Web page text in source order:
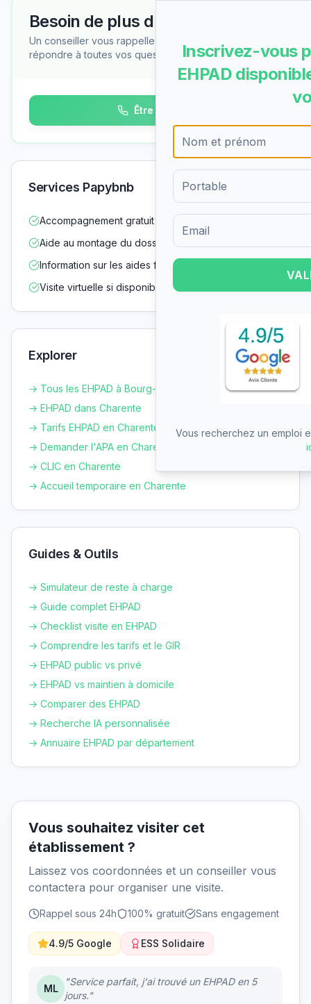
Besoin de plus d'informations ?
Un conseiller vous rappelle gratuitement pour
répondre à toutes vos questions
Être rappelé
Services Papybnb
Accompagnement gratuit dans vos démarches
Aide au montage du dossier d'admission
Information sur les aides financières
Visite virtuelle si disponible
Explorer
→ Tous les EHPAD à Bourg-Charente
→ EHPAD dans Charente
→ Tarifs EHPAD en Charente
→ Demander l'APA en Charente
→ CLIC en Charente
→ Accueil temporaire en Charente
Guides & Outils
→ Simulateur de reste à charge
→ Guide complet EHPAD
→ Checklist visite en EHPAD
→ Comprendre les tarifs et le GIR
→ EHPAD public vs privé
→ EHPAD vs maintien à domicile
→ Comparer des EHPAD
→ Recherche IA personnalisée
→ Annuaire EHPAD par département
Vous souhaitez visiter cet
établissement ?
Laissez vos coordonnées et un conseiller vous
contactera pour organiser une visite.
Rappel sous 24h 100% gratuit Sans engagement
4.9/5 Google ESS Solidaire
ML
"Service parfait, j'ai trouvé un EHPAD en 5
jours."
Inscrivez-vous
EHPAD
Formulaire d'inscription pour
Vous recherchez un emploi